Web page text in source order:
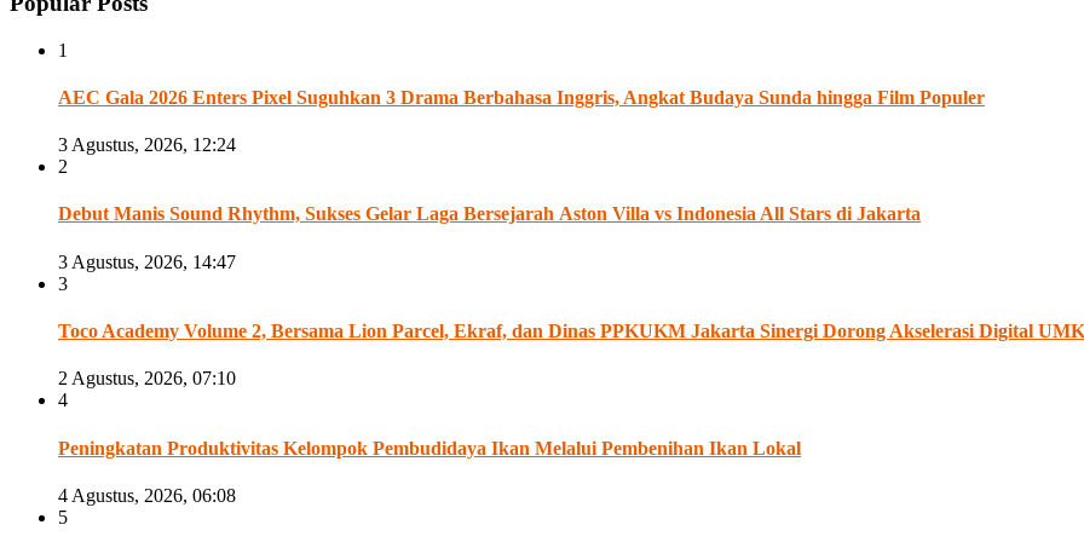
1
AEC Gala 2026 Enters Pixel Suguhkan 3 Drama Berbahasa Inggris, Angkat Budaya Sunda hingga Film Populer
3 Agustus, 2026, 12:24
2
Debut Manis Sound Rhythm, Sukses Gelar Laga Bersejarah Aston Villa vs Indonesia All Stars di Jakarta
3 Agustus, 2026, 14:47
3
Toco Academy Volume 2, Bersama Lion Parcel, Ekraf, dan Dinas PPKUKM Jakarta Sinergi Dorong Akselerasi Digital
2 Agustus, 2026, 07:10
4
Peningkatan Produktivitas Kelompok Pembudidaya Ikan Melalui Pembenihan Ikan Lokal
4 Agustus, 2026, 06:08
5